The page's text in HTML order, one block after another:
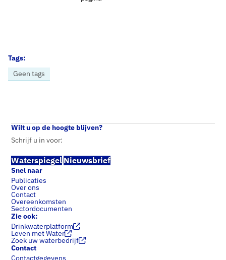
Home Nieuws
Tags:
Geen tags
Wilt u op de hoogte blijven?
Schrijf u in voor:
Waterspiegel Nieuwsbrief
Snel naar
Publicaties
Over ons
Contact
Overeenkomsten
Sectordocumenten
Zie ook:
Drinkwaterplatform
Leven met Water
Zoek uw waterbedrijf
Contact
Contactgegevens